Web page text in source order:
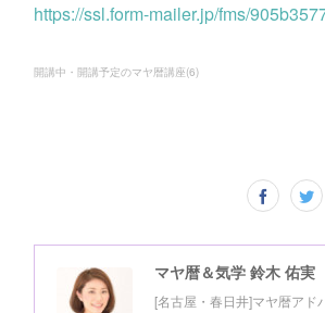
https://ssl.form-mailer.jp/fms/
開講中・開講予定のマヤ暦講座(6)
マヤ暦＆気学 鈴木 佑実
[名古屋・春日井]マヤ暦アド